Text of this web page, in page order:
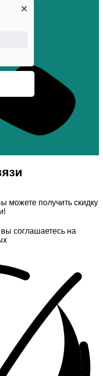
можете получить скидку
соглашаетесь на